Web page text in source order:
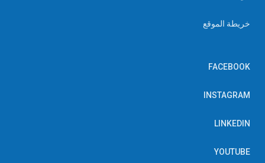
خريطة الموقع
FACEBOOK
INSTAGRAM
LINKEDIN
YOUTUBE